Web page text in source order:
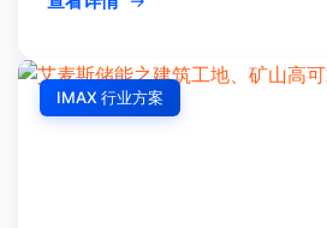
IMAX 行业方案